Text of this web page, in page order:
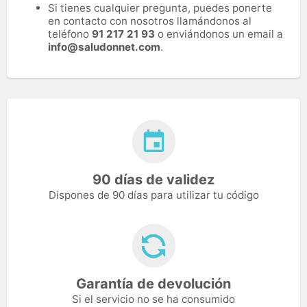
Si tienes cualquier pregunta, puedes ponerte
en contacto con nosotros llamándonos al
teléfono 91 217 21 93 o enviándonos un email a
info@saludonnet.com.
90 días de validez
Dispones de 90 días para utilizar tu código
Garantía de devolución
Si el servicio no se ha consumido